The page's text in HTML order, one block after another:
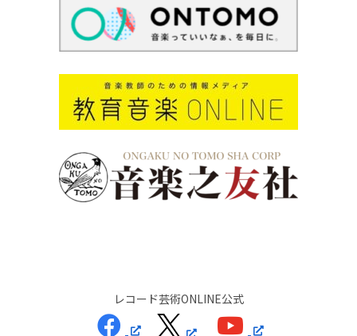
レコード芸術ONLINE公式